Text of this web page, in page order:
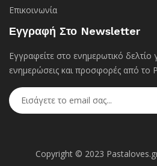
Επικοινωνία
Εγγραφή Στο Newsletter
Εγγραφείτε στο ενημερωτικό δελτίο
ενημερώσεις και προσφορές από το
Copyright © 2023